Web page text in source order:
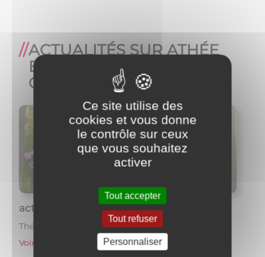
ACTUALITÉS SUR ATHÉE
ET AUTOUR DE LA
COMMUNE
activités canines ATHÉE
Thématique : Vie Associative
Voir l'article
Ce site utilise des
cookies et vous donne
le contrôle sur ceux
que vous souhaitez
activer
Tout accepter
Tout refuser
Personnaliser